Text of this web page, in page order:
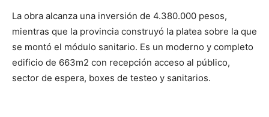
La obra alcanza una inversión de 4.380.000 pesos,
mientras que la provincia construyó la platea sobre la que
se montó el módulo sanitario. Es un moderno y completo
edificio de 663m2 con recepción acceso al público,
sector de espera, boxes de testeo y sanitarios.